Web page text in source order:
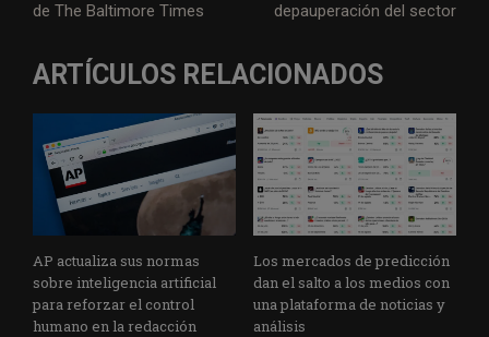
de The Baltimore Times
depauperación del sector
ARTÍCULOS RELACIONADOS
AP actualiza sus normas
sobre inteligencia artificial
para reforzar el control
humano en la redacción
Los mercados de predicción
dan el salto a los medios con
una plataforma de noticias y
análisis